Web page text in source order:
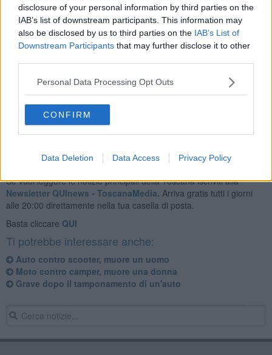
disclosure of your personal information by third parties on the
IAB’s list of downstream participants. This information may
also be disclosed by us to third parties on the IAB’s List of
Downstream Participants that may further disclose it to other
Personal Data Processing Opt Outs
CONFIRM
Data Deletion Data Access Privacy Policy
Il paziente che era a bordo dello scooter, un uomo di 37 anni, è
Pronto soccorso con un codice minore.
Se vuoi leggere le notizie principali della Toscana iscriviti alla
Newsletter QUInews - ToscanaMedia. Arriva gratis tutti i giorni
alle 20:00 direttamente nella tua casella di posta.
Basta cliccare QUI
Ti potrebbe interessare anche:
Auto contro scooter, muore un uomo
Moto contro camper, muore una donna
Grave dopo il tamponamento di un'auto